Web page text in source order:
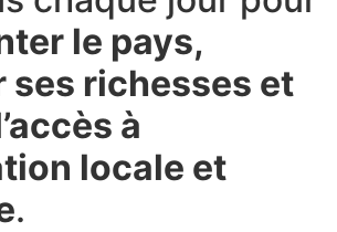
le pays,
ses richesses et
à
locale et
.